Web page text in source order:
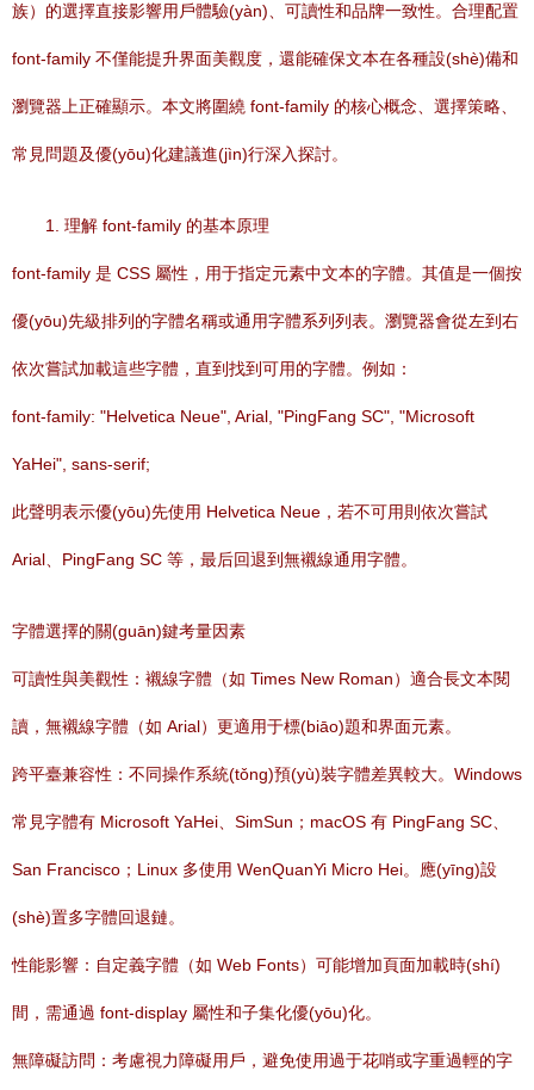
族）的選擇直接影響用戶體驗(yàn)、可讀性和品牌一致性。合理配置
font-family 不僅能提升界面美觀度，還能確保文本在各種設(shè)備和
瀏覽器上正確顯示。本文將圍繞 font-family 的核心概念、選擇策略、
常見問題及優(yōu)化建議進(jìn)行深入探討。
1. 理解 font-family 的基本原理
font-family 是 CSS 屬性，用于指定元素中文本的字體。其值是一個按
優(yōu)先級排列的字體名稱或通用字體系列列表。瀏覽器會從左到右
依次嘗試加載這些字體，直到找到可用的字體。例如：
font-family: "Helvetica Neue", Arial, "PingFang SC", "Microsoft
YaHei", sans-serif;
此聲明表示優(yōu)先使用 Helvetica Neue，若不可用則依次嘗試
Arial、PingFang SC 等，最后回退到無襯線通用字體。
字體選擇的關(guān)鍵考量因素
可讀性與美觀性：襯線字體（如 Times New Roman）適合長文本閱
讀，無襯線字體（如 Arial）更適用于標(biāo)題和界面元素。
跨平臺兼容性：不同操作系統(tǒng)預(yù)裝字體差異較大。Windows
常見字體有 Microsoft YaHei、SimSun；macOS 有 PingFang SC、
San Francisco；Linux 多使用 WenQuanYi Micro Hei。應(yīng)設
(shè)置多字體回退鏈。
性能影響：自定義字體（如 Web Fonts）可能增加頁面加載時(shí)
間，需通過 font-display 屬性和子集化優(yōu)化。
無障礙訪問：考慮視力障礙用戶，避免使用過于花哨或字重過輕的字